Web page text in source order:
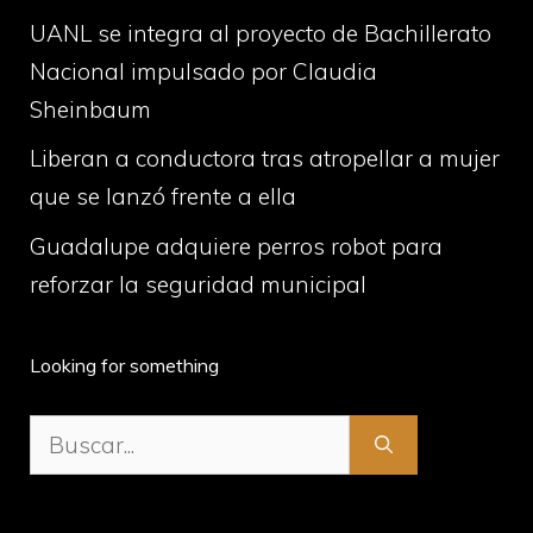
UANL se integra al proyecto de Bachillerato
Nacional impulsado por Claudia
Sheinbaum
Liberan a conductora tras atropellar a mujer
que se lanzó frente a ella
Guadalupe adquiere perros robot para
reforzar la seguridad municipal
Looking for something
Buscar: